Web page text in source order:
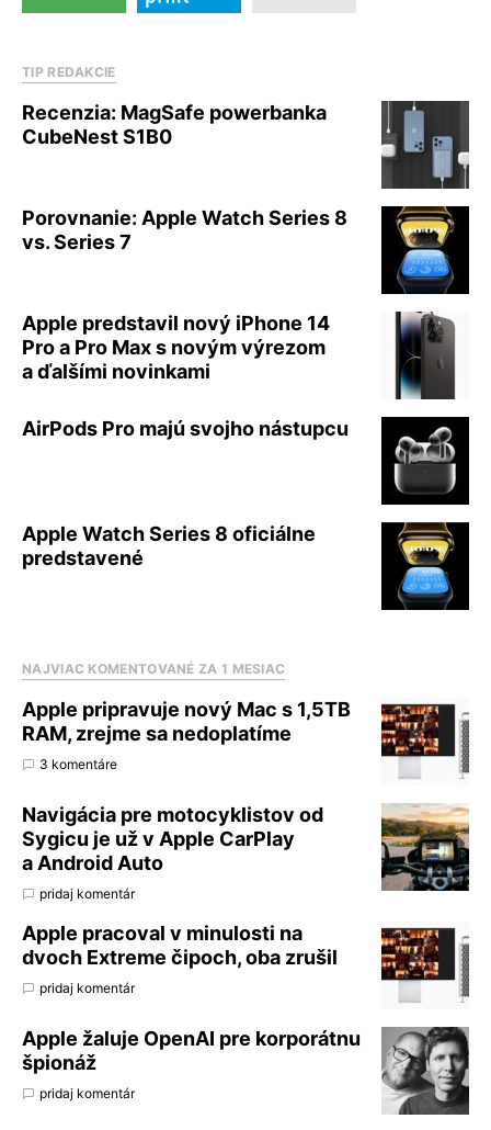
TIP REDAKCIE
Recenzia: MagSafe powerbanka
CubeNest S1B0
Porovnanie: Apple Watch Series 8
vs. Series 7
Apple predstavil nový iPhone 14
Pro a Pro Max s novým výrezom
a ďalšími novinkami
AirPods Pro majú svojho nástupcu
Apple Watch Series 8 oficiálne
predstavené
NAJVIAC KOMENTOVANÉ ZA 1 MESIAC
Apple pripravuje nový Mac s 1,5TB
RAM, zrejme sa nedoplatíme
3 komentáre
Navigácia pre motocyklistov od
Sygicu je už v Apple CarPlay
a Android Auto
pridaj komentár
Apple pracoval v minulosti na
dvoch Extreme čipoch, oba zrušil
pridaj komentár
Apple žaluje OpenAI pre korporátnu
špionáž
pridaj komentár